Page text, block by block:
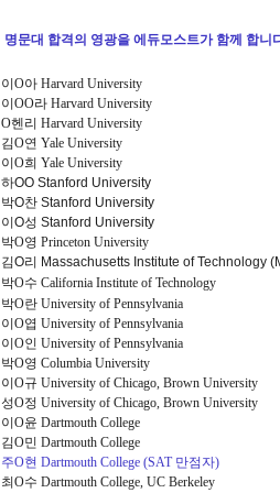
명문대 합격의 영광을 에듀모스트가 함께 합니
이O아 Harvard University
이OO라 Harvard University
O헨리 Harvard University
김O연 Yale University
이O희 Yale University
하OO Stanford University
박O찬 Stanford University
이O성 Stanford University
박O영 Princeton University
김O리 Massachusetts Institute of Technology
박O수 California Institute of Technology
박O란 University of Pennsylvania
이O엽 University of Pennsylvania
이O인 University of Pennsylvania
박O영 Columbia University
이O규 University of Chicago, Brown University
성O정 University of Chicago, Brown University
이O윤 Dartmouth College
김O민 Dartmouth College
주O현 Dartmouth College (SAT 만점자)
최O수 Dartmouth College, UC Berkeley